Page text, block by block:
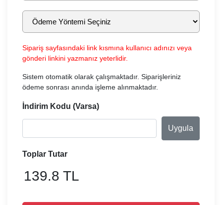
Sipariş sayfasındaki link kısmına kullanıcı adınızı veya
gönderi linkini yazmanız yeterlidir.
Sistem otomatik olarak çalışmaktadır. Siparişleriniz
ödeme sonrası anında işleme alınmaktadır.
İndirim Kodu (Varsa)
Uygula
Toplar Tutar
139.8 TL